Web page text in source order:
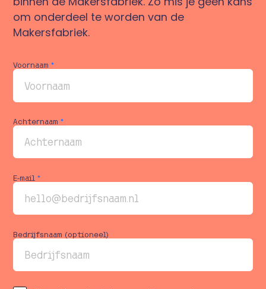
om onderdeel te worden van de
Makersfabriek.
Voornaam*
Achternaam*
E-mail*
Bedrijfsnaam (optioneel)